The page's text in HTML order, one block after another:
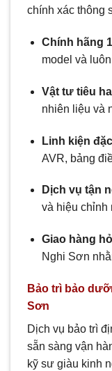
chính xác thông
Chính hãng
model và
Vật tư tiêu
nhiên liệu và
Linh kiện
AVR, bảng
Dịch vụ tận
và hiệu chỉnh
Giao hàng
Nghi Sơn
Bảo trì bảo
Sơn
Dịch vụ bảo trì
sẵn sàng vận
kỹ sư giàu kinh